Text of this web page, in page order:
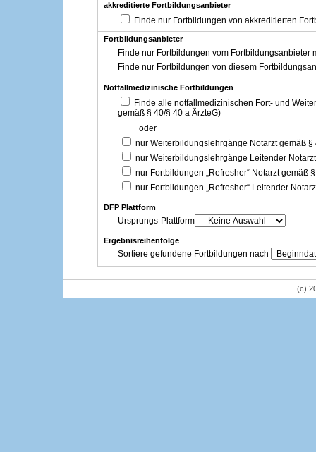
akkreditierte Fortbildungsanbieter
Finde nur Fortbildungen von akkreditierten
Fortbildungsanbieter
Finde nur Fortbildungen vom Fortbildungsanbieter
Finde nur Fortbildungen von diesem
Notfallmedizinische Fortbildungen
Finde alle notfallmedizinischen Fort- und
gemäß § 40/§ 40 a ÄrzteG)
oder
nur Weiterbildungslehrgänge Notarzt gemäß §
nur Weiterbildungslehrgänge Leitender
nur Fortbildungen „Refresher“ Notarzt gemäß
nur Fortbildungen „Refresher“ Leitender
DFP Plattform
Ursprungs-Plattform
Ergebnisreihenfolge
Sortiere gefundene Fortbildungen nach
(c)